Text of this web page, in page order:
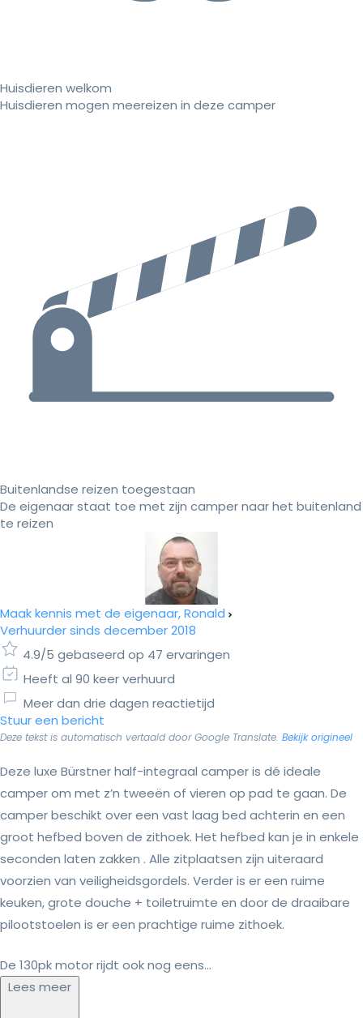
Huisdieren welkom
Huisdieren mogen meereizen in deze camper
Buitenlandse reizen toegestaan
De eigenaar staat toe met zijn camper naar het buitenland
te reizen
Maak kennis met de eigenaar, Ronald
Verhuurder sinds december 2018
4.9/5 gebaseerd op 47 ervaringen
Heeft al 90 keer verhuurd
Meer dan drie dagen reactietijd
Stuur een bericht
Deze tekst is automatisch vertaald door Google Translate. Bekijk origineel
Deze luxe Bürstner half-integraal camper is dé ideale
camper om met z’n tweeën of vieren op pad te gaan. De
camper beschikt over een vast laag bed achterin en een
groot hefbed boven de zithoek. Het hefbed kan je in enkele
seconden laten zakken . Alle zitplaatsen zijn uiteraard
voorzien van veiligheidsgordels. Verder is er een ruime
keuken, grote douche + toiletruimte en door de draaibare
pilootstoelen is er een prachtige ruime zithoek.
De 130pk motor rijdt ook nog eens...
Lees meer